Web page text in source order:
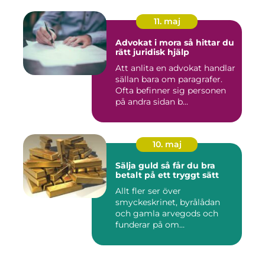
11. maj
Advokat i mora så hittar du
rätt juridisk hjälp
Att anlita en advokat handlar
sällan bara om paragrafer.
Ofta befinner sig personen
på andra sidan b...
10. maj
Sälja guld så får du bra
betalt på ett tryggt sätt
Allt fler ser över
smyckeskrinet, byrålådan
och gamla arvegods och
funderar på om